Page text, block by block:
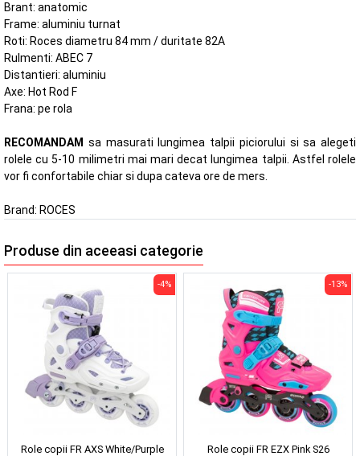
Brant: anatomic
Frame: aluminiu turnat
Roti: Roces diametru 84 mm / duritate 82A
Rulmenti: ABEC 7
Distantieri: aluminiu
Axe: Hot Rod F
Frana: pe rola
RECOMANDAM sa masurati lungimea talpii piciorului si sa alegeti
rolele cu 5-10 milimetri mai mari decat lungimea talpii. Astfel rolele
vor fi confortabile chiar si dupa cateva ore de mers.
Brand: ROCES
Produse din aceeasi categorie
Role copii FR AXS White/Purple
-4%
Role copii FR EZX Pink S26
-13%